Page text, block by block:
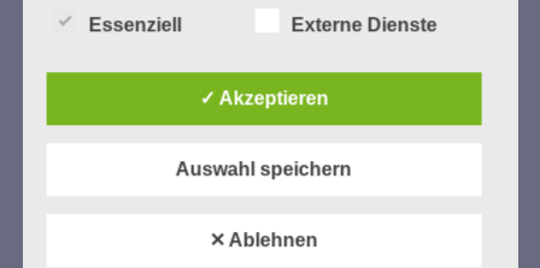
Zum 13. Monat des Gedenkens in Hamburg-
Gedenken als Erinnerung für eine Zukunft, die ein
Betroffene Person ist jede identifizierte
oder identifizierbare natürliche Person,
verarbeitet werden.
c) Verarbeitung
Verarbeitung ist jeder mit oder ohne Hilfe
Essenziell Externe Dienste
✓ Akzeptieren
Auswahl speichern
✕ Ablehnen